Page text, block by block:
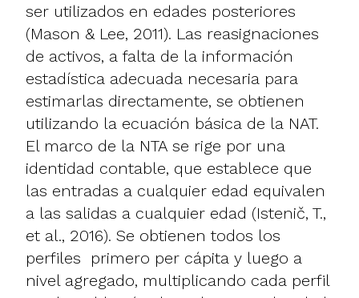
ser utilizados en edades posteriores
(Mason & Lee, 2011). Las reasignaciones
de activos, a falta de la información
estadística adecuada necesaria para
estimarlas directamente, se obtienen
utilizando la ecuación básica de la NAT.
El marco de la NTA se rige por una
identidad contable, que establece que
las entradas a cualquier edad equivalen
a las salidas a cualquier edad (Istenič, T.,
et al., 2016). Se obtienen todos los
perfiles primero per cápita y luego a
nivel agregado, multiplicando cada perfil